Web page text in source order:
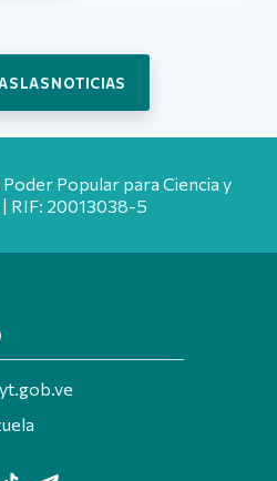
LAS NOTICIAS
Popular para Ciencia y
RIF: 20013038-5